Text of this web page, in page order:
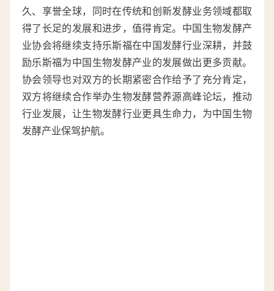
久、享誉全球，同时在传统和创新发酵业务领域都取
得了长足的发展和进步，值得肯定。中国生物发酵产
业协会将继续支持乐斯福在中国发酵行业深耕，并鼓
励乐斯福为中国生物发酵产业的发展做出更多贡献。
协会领导也对双方的长期紧密合作给予了充分肯定，
双方将继续合作举办生物发酵营养源高峰论坛，推动
行业发展，让生物发酵行业更具生命力，为中国生物
发酵产业保驾护航。